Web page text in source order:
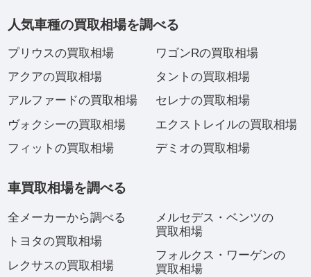
人気車種の買取相場を調べる
プリウスの買取相場
アクアの買取相場
アルファードの買取相場
ヴォクシーの買取相場
フィットの買取相場
ワゴンRの買取相場
タントの買取相場
セレナの買取相場
エクストレイルの買取相場
デミオの買取相場
車買取相場を調べる
全メーカーから調べる
トヨタの買取相場
レクサスの買取相場
メルセデス・ベンツの
買取相場
フォルクス・ワーゲンの
買取相場